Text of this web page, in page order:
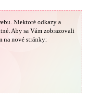
Niektoré odkazy a
Aby sa Vám zobrazovali
na nové stránky: